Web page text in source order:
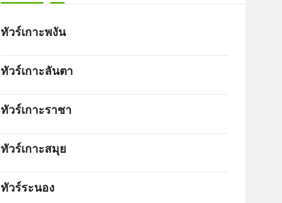
ทัวร์เกาะพงัน
ทัวร์เกาะลันตา
ทัวร์เกาะราชา
ทัวร์เกาะสมุย
ทัวร์ระนอง